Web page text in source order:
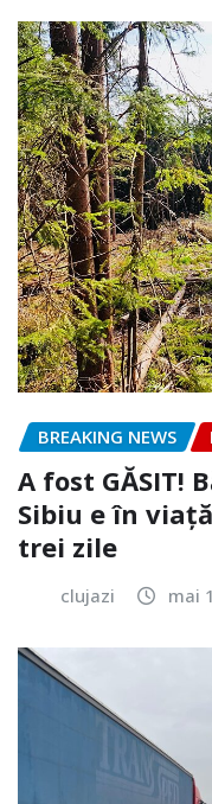
BREAKING NEWS
A fost GĂSIT!
Sibiu e în
trei zile
clujazi mai